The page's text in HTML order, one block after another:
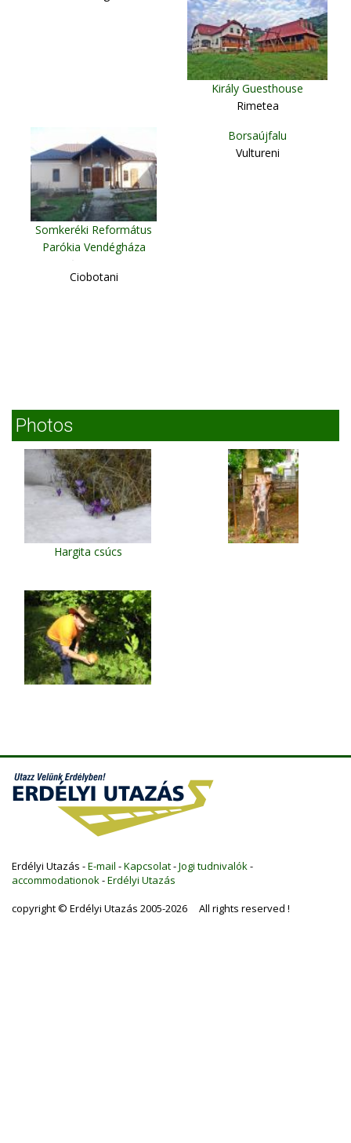
Király Guesthouse
Rimetea
Somkeréki Református
Parókia Vendégháza
Borsaújfalu
Vultureni
Ciobotani
Photos
Hargita csúcs
Erdélyi Utazás -E-mail -Kapcsolat-Jogi tudnivalók-
accommodationok-Erdélyi Utazás
copyright © Erdélyi Utazás 2005-2026 All rights reserved !